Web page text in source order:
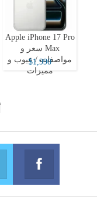
Apple iPhone 17 Pro
Max سعر و
مواصفات / عيوب و
مميزات
$1,990